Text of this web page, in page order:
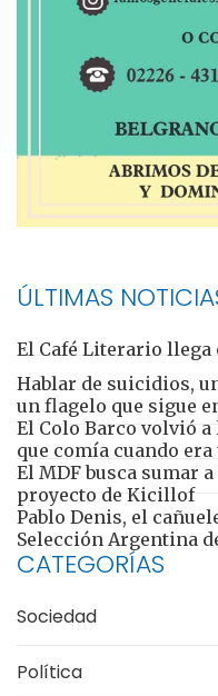
ÚLTIMAS
El Café Literario llega
Hablar de suicidios,
un flagelo que sigue
El Colo Barco volvió
que comía cuando
El MDF busca sumar
proyecto de Kicillof
Pablo Denis, el
Selección Argentina
CATEGORÍAS
Sociedad
Política